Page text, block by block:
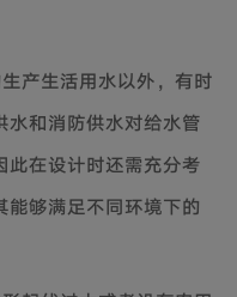
产生活用水以外，有时
水和消防供水对给水管
此在设计时还需充分考
够满足不同环境下的